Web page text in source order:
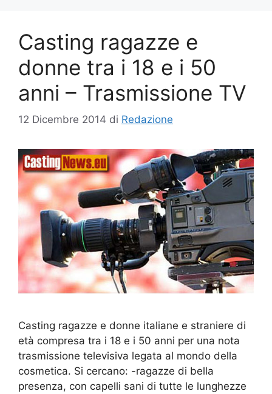
Casting ragazze e
donne tra i 18 e i 50
anni – Trasmissione TV
12 Dicembre 2014 di Redazione
Casting ragazze e donne italiane e straniere di
età compresa tra i 18 e i 50 anni per una nota
trasmissione televisiva legata al mondo della
cosmetica. Si cercano: -ragazze di bella
presenza, con capelli sani di tutte le lunghezze